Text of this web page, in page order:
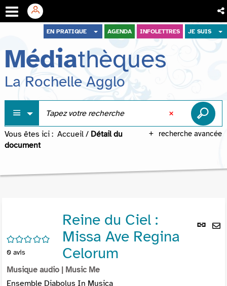
menu
contenu
recherche
EN PRATIQUE AGENDA INFOLETTRES JE SUIS
Médiathèques
La Rochelle Agglo
recherche avancée
Vous êtes ici : Accueil / Détail du
document
Lien
/5
0 avis
Reine du Ciel :
Missa Ave Regina
Celorum
Musique audio | Music Me
Ensemble Diabolus In Musica